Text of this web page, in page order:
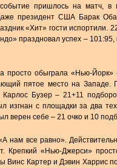
пришлось на матч, в
президент США Барак
«Хит» гости испортили.
праздновал успех –
просто обыграла «Нью-
пятое место на
Бузер – 21+11
изгнан с площадки за два
верен себе – 21 очко и 10
нам все равно».
Крепкий «Нью-Джерси»
Картер и Дэвин Харрис